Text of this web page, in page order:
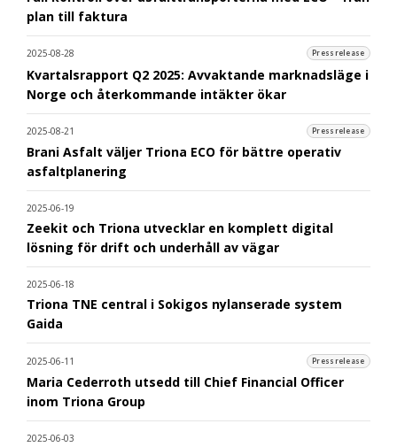
plan till faktura
2025-08-28 Pressrelease
Kvartalsrapport Q2 2025: Avvaktande marknadsläge i
Norge och återkommande intäkter ökar
2025-08-21 Pressrelease
Brani Asfalt väljer Triona ECO för bättre operativ
asfaltplanering
2025-06-19
Zeekit och Triona utvecklar en komplett digital
lösning för drift och underhåll av vägar
2025-06-18
Triona TNE central i Sokigos nylanserade system
Gaida
2025-06-11 Pressrelease
Maria Cederroth utsedd till Chief Financial Officer
inom Triona Group
2025-06-03